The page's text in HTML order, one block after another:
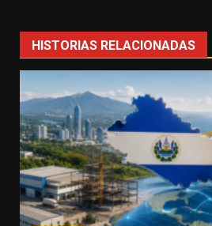
HISTORIAS RELACIONADAS